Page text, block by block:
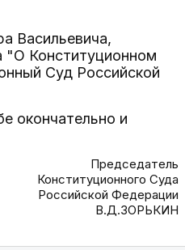
Васильевича,
"О Конституционном
Суд Российской
окончательно и
Председатель
Конституционного Суда
Российской Федерации
В.Д.ЗОРЬКИН